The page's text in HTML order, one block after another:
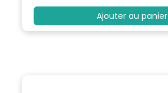
Ajouter au panier